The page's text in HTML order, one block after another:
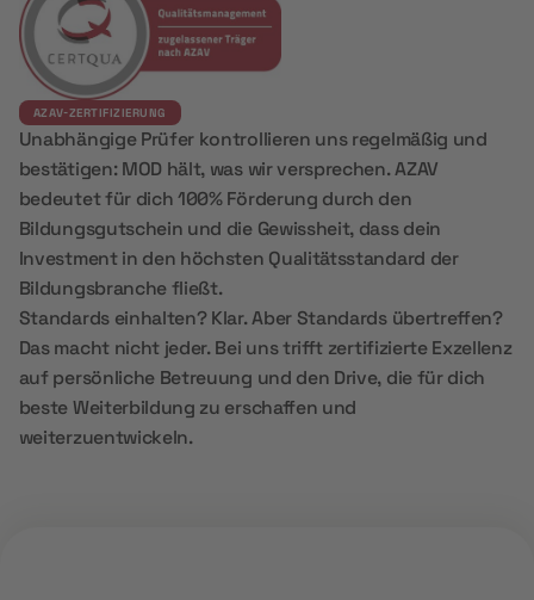
AZAV-ZERTIFIZIERUNG
Unabhängige Prüfer kontrollieren uns regelmäßig und
bestätigen: MOD hält, was wir versprechen. AZAV
bedeutet für dich 100% Förderung durch den
Bildungsgutschein und die Gewissheit, dass dein
Investment in den höchsten Qualitätsstandard der
Bildungsbranche fließt.
Standards einhalten? Klar. Aber Standards übertreffen?
Das macht nicht jeder. Bei uns trifft zertifizierte Exzellenz
auf persönliche Betreuung und den Drive, die für dich
beste Weiterbildung zu erschaffen und
weiterzuentwickeln.